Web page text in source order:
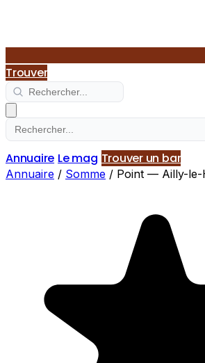
Trouver
Annuaire Le mag Trouver un bar
Annuaire / Somme / Point — Ailly-le-